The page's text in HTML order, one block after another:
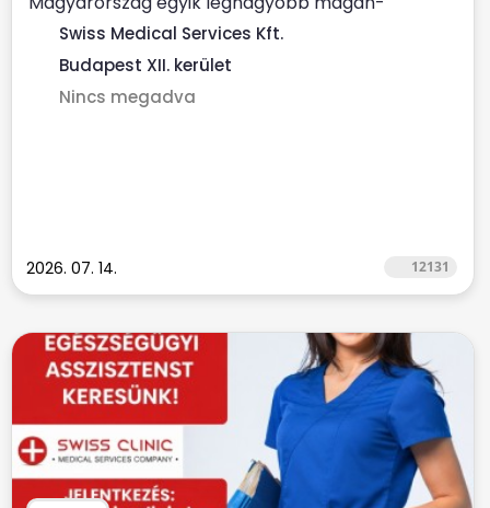
egészségügyi szolgáltatója...
Swiss Medical Services Kft.
Budapest XII. kerület
Nincs megadva
2026. 07. 14. 12131